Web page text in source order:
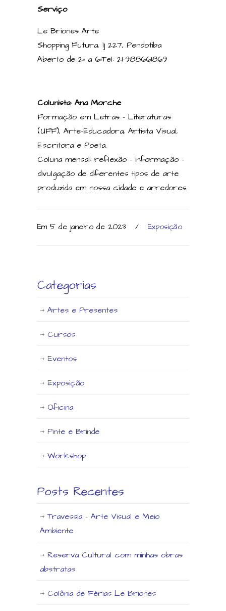
Serviço
Le Briones Arte
Shopping Futura, lj 227, Pendotiba
Aberto de 2ª a 6ªTel: 21-988661869
Colunista: Ana Morche
Formação em Letras – Literaturas
(UFF), Arte-Educadora, Artista Visual,
Escritora e Poeta.
Coluna mensal: reflexão – informação –
divulgação de diferentes tipos de arte
produzida em nossa cidade e arredores.
Em 5 de janeiro de 2023 / Exposição
Categorias
Artes e Presentes
Cursos
Eventos
Exposição
Oficina
Pinte e Brinde
Workshop
Posts Recentes
Travessia – Arte Visual e Meio
Ambiente
Reserva Cultural com minhas obras
abstratas
Colônia de Férias Le Briones